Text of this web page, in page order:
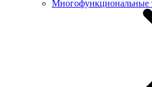
Многофункциональные